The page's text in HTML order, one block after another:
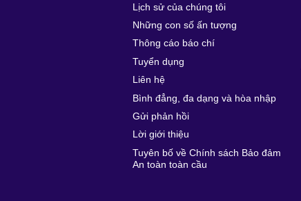
Lịch sử của chúng tôi
Những con số ấn tượng
Thông cáo báo chí
Tuyển dụng
Liên hệ
Bình đẳng, đa dạng và hòa nhập
Gửi phản hồi
Lời giới thiệu
Tuyên bố về Chính sách Bảo đảm
An toàn toàn cầu